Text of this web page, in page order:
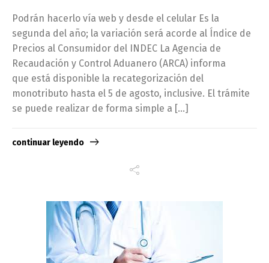
Podrán hacerlo vía web y desde el celular Es la
segunda del año; la variación será acorde al Índice de
Precios al Consumidor del INDEC La Agencia de
Recaudación y Control Aduanero (ARCA) informa
que está disponible la recategorización del
monotributo hasta el 5 de agosto, inclusive. El trámite
se puede realizar de forma simple a […]
continuar leyendo